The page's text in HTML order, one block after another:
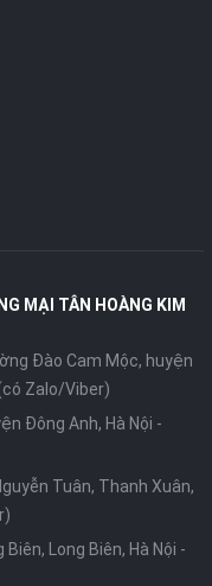
MẠI TÂN HOÀNG KIM
Đào Cam Mộc, huyện
Zalo/Viber)
Đông Anh, Hà Nội -
Tuân, Thanh Xuân,
Long Biên, Hà Nội -